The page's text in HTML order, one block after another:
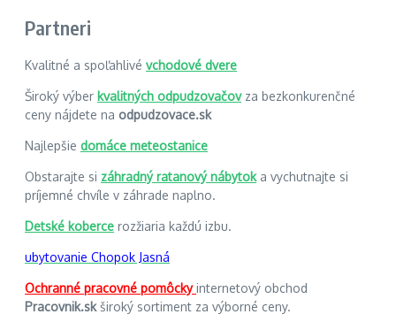
Partneri
Kvalitné a spoľahlivé vchodové dvere
Široký výber kvalitných odpudzovačovza bezkonkurenčné
ceny nájdete na odpudzovace.sk
Najlepšie domáce meteostanice
Obstarajte si záhradný ratanový nábytoka vychutnajte si
príjemné chvíle v záhrade naplno.
Detské koberce rozžiaria každú izbu.
ubytovanie Chopok Jasná
Ochranné pracovné pomôckyinternetový obchod
Pracovnik.skširoký sortiment za výborné ceny.